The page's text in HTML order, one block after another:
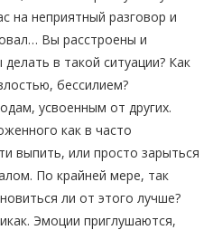
на неприятный разговор и
Вы расстроены и
в такой ситуации? Как
бессилием?
усвоенным от других.
как в часто
выпить, или просто зарыться
По крайней мере, так
ли от этого лучше?
Эмоции приглушаются,